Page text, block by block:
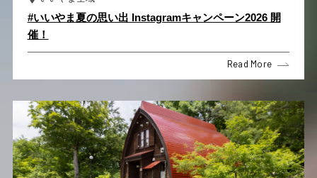
#いいやま夏の思い出 Instagramキャンペーン2026 開
催！
Read More